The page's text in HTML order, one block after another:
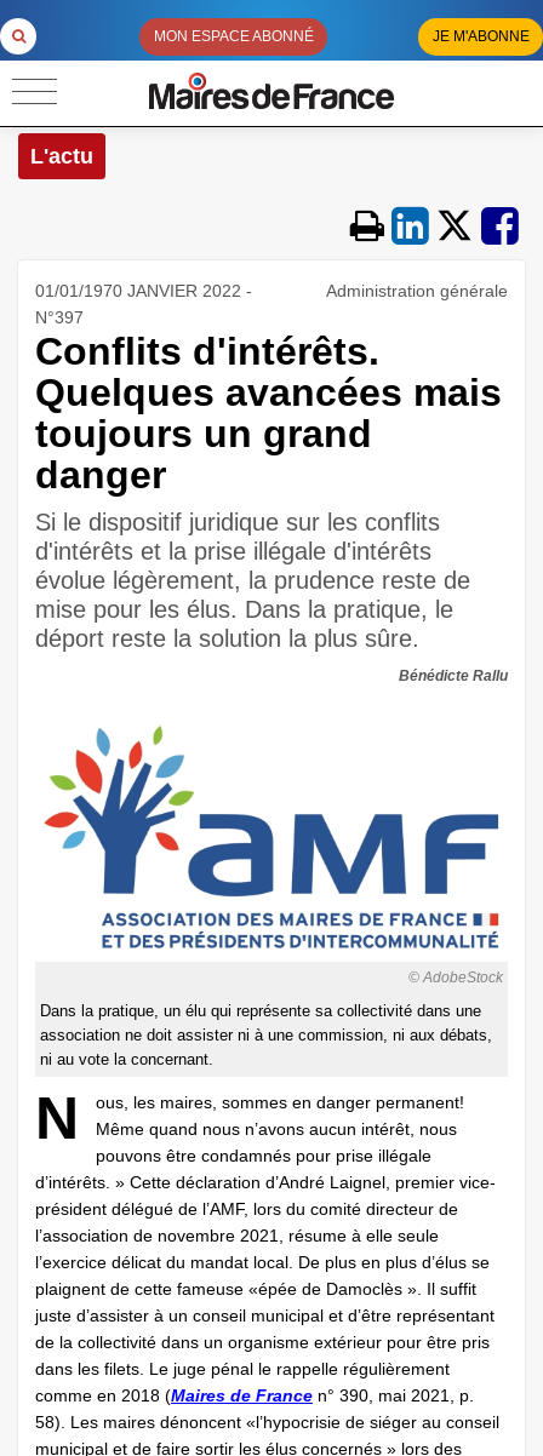
MON ESPACE ABONNÉ JE M'ABONNE
L'actu
01/01/1970 JANVIER 2022 -
N°397
Administration générale
Conflits d'intérêts.
Quelques avancées mais
toujours un grand
danger
Si le dispositif juridique sur les conflits
d'intérêts et la prise illégale d'intérêts
évolue légèrement, la prudence reste de
mise pour les élus. Dans la pratique, le
déport reste la solution la plus sûre.
Bénédicte Rallu
© AdobeStock
Dans la pratique, un élu qui représente sa collectivité dans une
association ne doit assister ni à une commission, ni aux débats,
ni au vote la concernant.
N
ous, les maires, sommes en danger permanent!
Même quand nous n’avons aucun intérêt, nous
pouvons être condamnés pour prise illégale
d’intérêts. » Cette déclaration d’André Laignel, premier vice-
président délégué de l’AMF, lors du comité directeur de
l’association de novembre 2021, résume à elle seule
l’exercice délicat du mandat local. De plus en plus d’élus se
plaignent de cette fameuse «épée de Damoclès ». Il suffit
juste d’assister à un conseil municipal et d’être représentant
de la collectivité dans un organisme extérieur pour être pris
dans les filets. Le juge pénal le rappelle régulièrement
comme en 2018 (Maires de France n° 390, mai 2021, p.
58). Les maires dénoncent «l’hypocrisie de siéger au conseil
municipal et de faire sortir les élus concernés » lors des